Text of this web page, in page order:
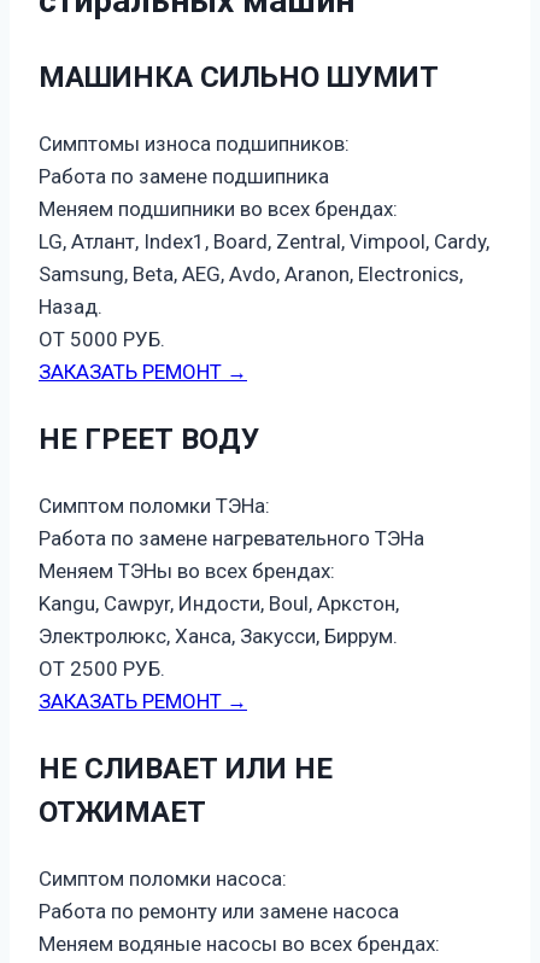
МАШИНКА СИЛЬНО ШУМИТ
Симптомы износа подшипников:
Работа по замене подшипника
Меняем подшипники во всех брендах:
LG, Атлант, Index1, Board, Zentral, Vimpool, Cardy,
Samsung, Beta, AEG, Avdo, Aranon, Electronics,
Назад.
ОТ 5000 РУБ.
ЗАКАЗАТЬ РЕМОНТ →
НЕ ГРЕЕТ ВОДУ
Симптом поломки ТЭНа:
Работа по замене нагревательного ТЭНа
Меняем ТЭНы во всех брендах:
Kangu, Cawpyr, Индости, Boul, Аркстон,
Электролюкс, Ханса, Закусси, Биррум.
ОТ 2500 РУБ.
ЗАКАЗАТЬ РЕМОНТ →
НЕ СЛИВАЕТ ИЛИ НЕ
ОТЖИМАЕТ
Симптом поломки насоса:
Работа по ремонту или замене насоса
Меняем водяные насосы во всех брендах: